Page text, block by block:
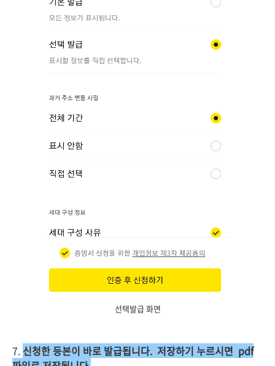
선택발급 화면
7. 신청한 등본이 바로 발급됩니다. 저장하기 누르시면 pdf